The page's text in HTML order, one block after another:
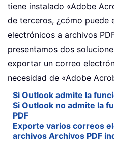
tiene instalado «Adobe
de terceros, ¿cómo puede
electrónicos a archivos
presentamos dos
exportar un correo
necesidad de «Adobe
Si Outlook admite la
Si Outlook no admite la
PDF
Exporte varios correos
archivos Archivos PDF